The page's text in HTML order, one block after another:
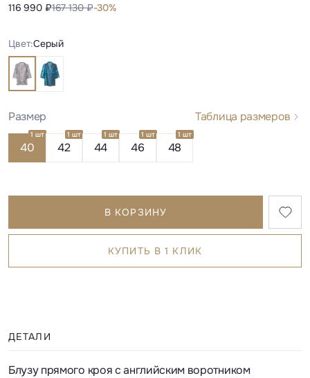
116 990 ₽167 130 ₽-30%
Цвет:Серый
Размер Таблица размеров
40
1 шт
42
1 шт
44
1 шт
46
1 шт
48
1 шт
В КОРЗИНУ
КУПИТЬ В 1 КЛИК
ДЕТАЛИ
Блузу прямого кроя с английским воротником